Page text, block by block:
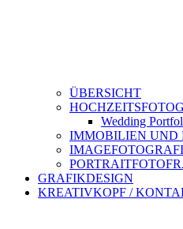
ÜBERSICHT
Wedding
IMMOBILIEN UND
GRAFIKDESIGN
KREATIVKOPF /